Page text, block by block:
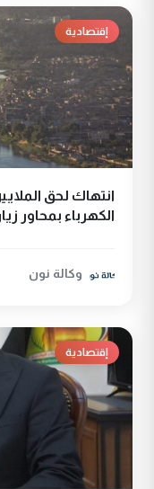
إقتصادية
انتهاك لحق
الكهرباء بمحاور
وكالة نون
إقتصادية